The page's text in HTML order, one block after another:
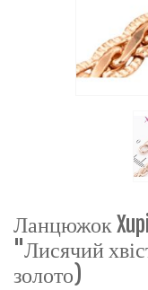
Ланцюжок
"Лисячий
золото)